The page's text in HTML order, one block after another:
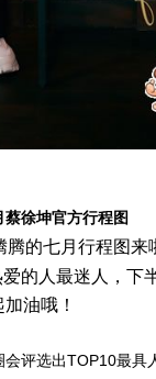
蔡徐坤官方行程图
腾的七月行程图
的人最迷人，下
加油哦！
选出TOP10最具